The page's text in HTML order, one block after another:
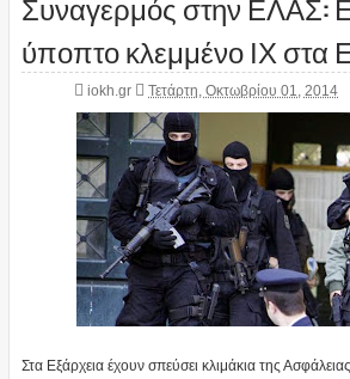
ύποπτο κλεμμένο ΙΧ στα
iokh.gr Τετάρτη, Οκτωβρίου 01, 2014
Στα Εξάρχεια έχουν σπεύσει κλιμάκια της